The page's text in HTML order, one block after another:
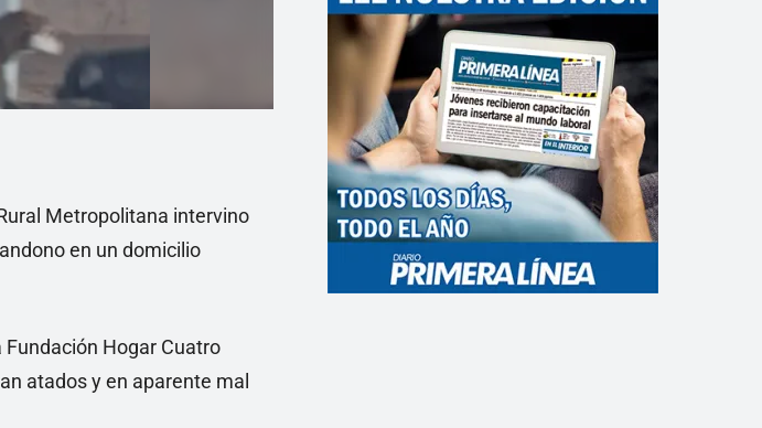
Metropolitana intervino
en un domicilio
Hogar Cuatro
atados y en aparente mal